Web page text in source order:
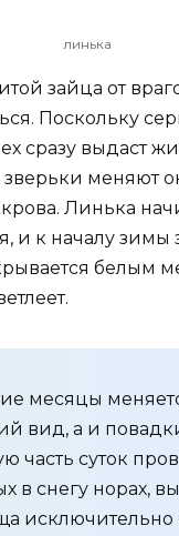
линька
зайца от
Поскольку
сразу выдаст
меняют
Линька
и к началу зимы
белым
месяцы
вид, а и
часть суток
в снегу норах,
исключительно